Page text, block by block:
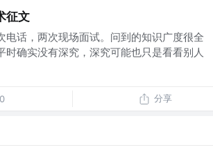
征文
话，两次现场面试。问到的知识广度很全
确实没有深究，深究可能也只是看看别人
分享